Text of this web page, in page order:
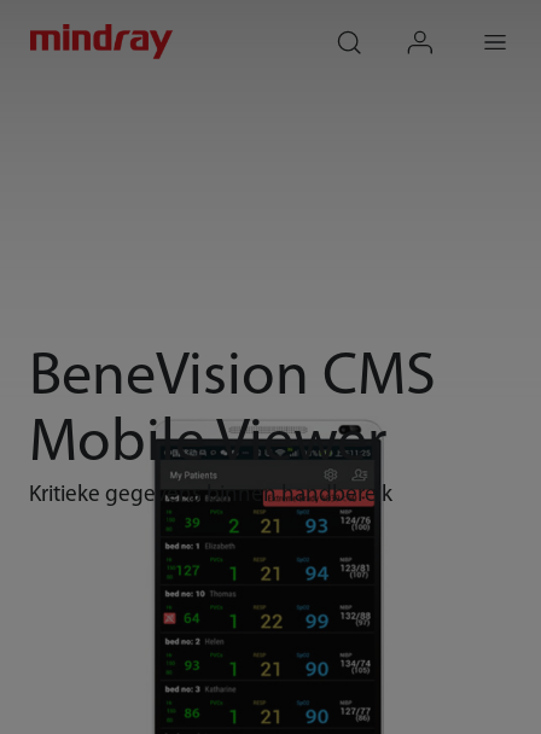
BeneVision CMS
Mobile Viewer
Kritieke gegevens binnen handbereik